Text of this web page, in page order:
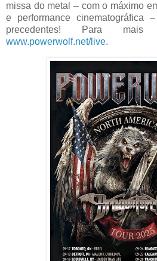
missa do metal – com o máximo
e performance cinematográfica
precedentes! Para mais
www.powerwolf.net/live.